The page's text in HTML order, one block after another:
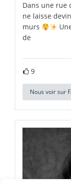
Dans une rue
ne laisse
murs
de
9
Nous voir sur